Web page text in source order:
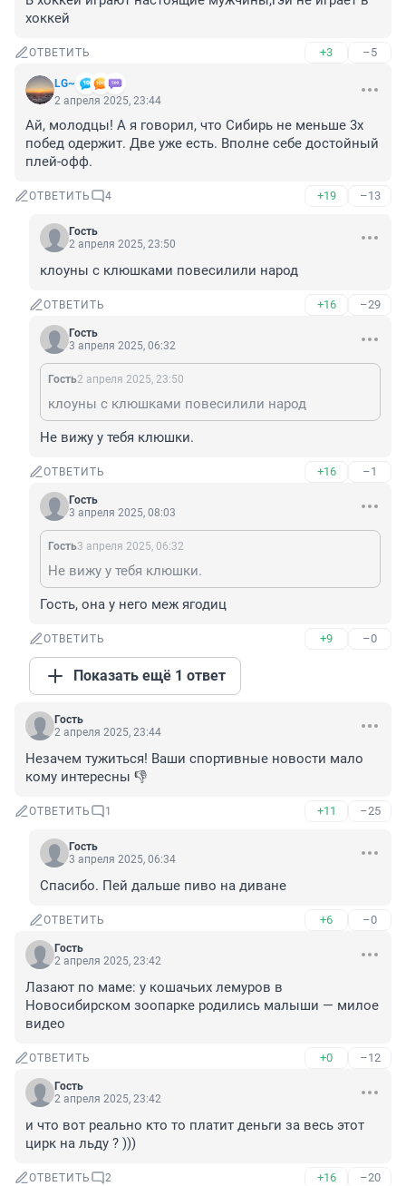
хоккей
ОТВЕТИТЬ +3 –5
LG~
2 апреля 2025, 23:44
Ай, молодцы! А я говорил, что Сибирь не меньше 3х
побед одержит. Две уже есть. Вполне себе достойный
плей-офф.
ОТВЕТИТЬ 4 +19 –13
Гость
2 апреля 2025, 23:50
клоуны с клюшками повесилили народ
ОТВЕТИТЬ +16 –29
Гость
3 апреля 2025, 06:32
Гость2 апреля 2025, 23:50
клоуны с клюшками повесилили народ
Не вижу у тебя клюшки.
ОТВЕТИТЬ +16 –1
Гость
3 апреля 2025, 08:03
Гость3 апреля 2025, 06:32
Не вижу у тебя клюшки.
Гость, она у него меж ягодиц
ОТВЕТИТЬ +9 –0
Показать ещё 1 ответ
Гость
2 апреля 2025, 23:44
Незачем тужиться! Ваши спортивные новости мало
кому интересны 👎
ОТВЕТИТЬ 1 +11 –25
Гость
3 апреля 2025, 06:34
Спасибо. Пей дальше пиво на диване
ОТВЕТИТЬ +6 –0
Гость
2 апреля 2025, 23:42
Лазают по маме: у кошачьих лемуров в
Новосибирском зоопарке родились малыши — милое
видео
ОТВЕТИТЬ +0 –12
Гость
2 апреля 2025, 23:42
и что вот реально кто то платит деньги за весь этот
цирк на льду ? )))
ОТВЕТИТЬ 2 +16 –20